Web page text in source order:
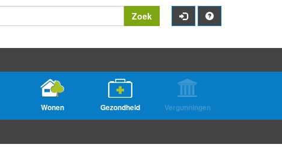
Zoek
Wonen Gezondheid Vergunningen